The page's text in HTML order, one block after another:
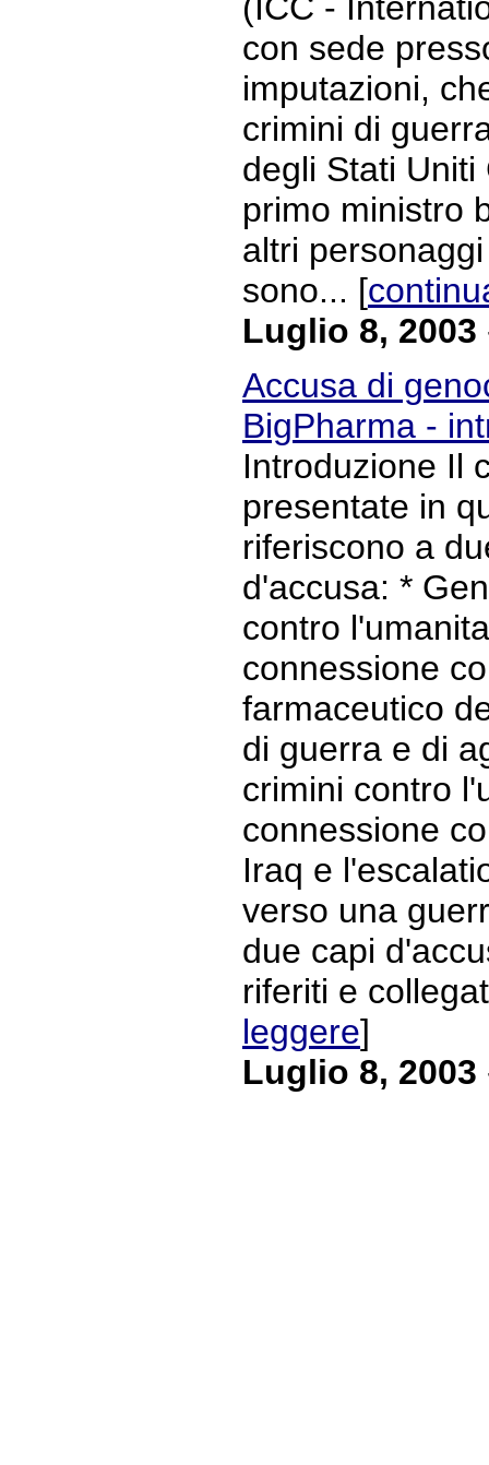
con sede
imputazioni,
crimini di
degli Stati
primo ministro
altri
sono... [
Luglio 8, 2003
Accusa di
BigPharma -
Introduzione Il
presentate in
riferiscono a
d'accusa: *
contro
connessione
farmaceutico
di guerra e di
crimini contro
connessione
Iraq e
verso una
due capi
riferiti e
leggere]
Luglio 8, 2003